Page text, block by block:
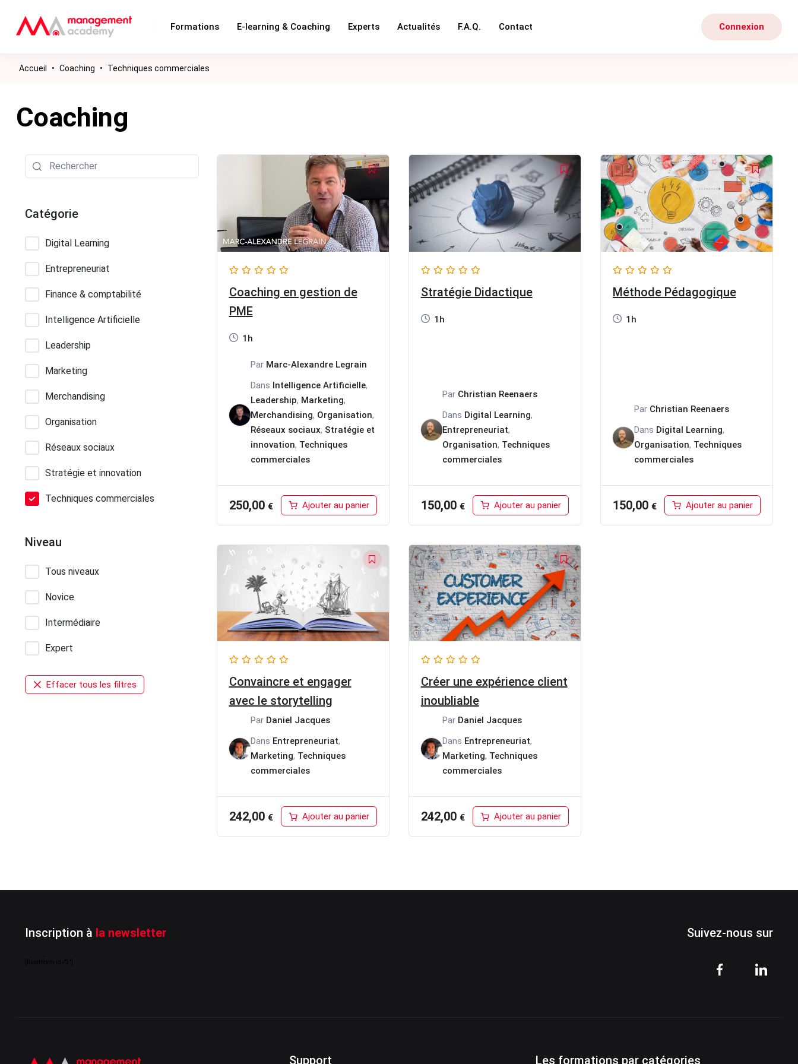
Formations E-learning & Coaching Experts Actualités F.A.Q. Contact Connexion
Accueil • Coaching • Techniques commerciales
Coaching
Catégorie
Digital Learning
Entrepreneuriat
Finance & comptabilité
Intelligence Artificielle
Leadership
Marketing
Merchandising
Organisation
Réseaux sociaux
Stratégie et innovation
Techniques commerciales
Niveau
Tous niveaux
Novice
Intermédiaire
Expert
Effacer tous les filtres
Coaching en gestion de
PME
1h
Par Marc-Alexandre Legrain
Dans Intelligence Artificielle,
Leadership, Marketing,
Merchandising, Organisation,
Réseaux sociaux, Stratégie et
innovation, Techniques
commerciales
250,00 € Ajouter au panier
Stratégie Didactique
1h
Par Christian Reenaers
Dans Digital Learning,
Entrepreneuriat,
Organisation, Techniques
commerciales
150,00 € Ajouter au panier
Méthode Pédagogique
1h
Par Christian Reenaers
Dans Digital Learning,
Organisation, Techniques
commerciales
150,00 € Ajouter au panier
Convaincre et engager
avec le storytelling
Par Daniel Jacques
Dans Entrepreneuriat,
Marketing, Techniques
commerciales
242,00 € Ajouter au panier
Créer une expérience client
inoubliable
Par Daniel Jacques
Dans Entrepreneuriat,
Marketing, Techniques
commerciales
242,00 € Ajouter au panier
Inscription à la newsletter Suivez-nous sur
Support Les formations par catégories